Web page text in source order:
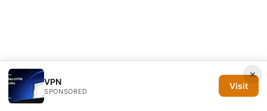
×
VPN
SPONSORED
Visit